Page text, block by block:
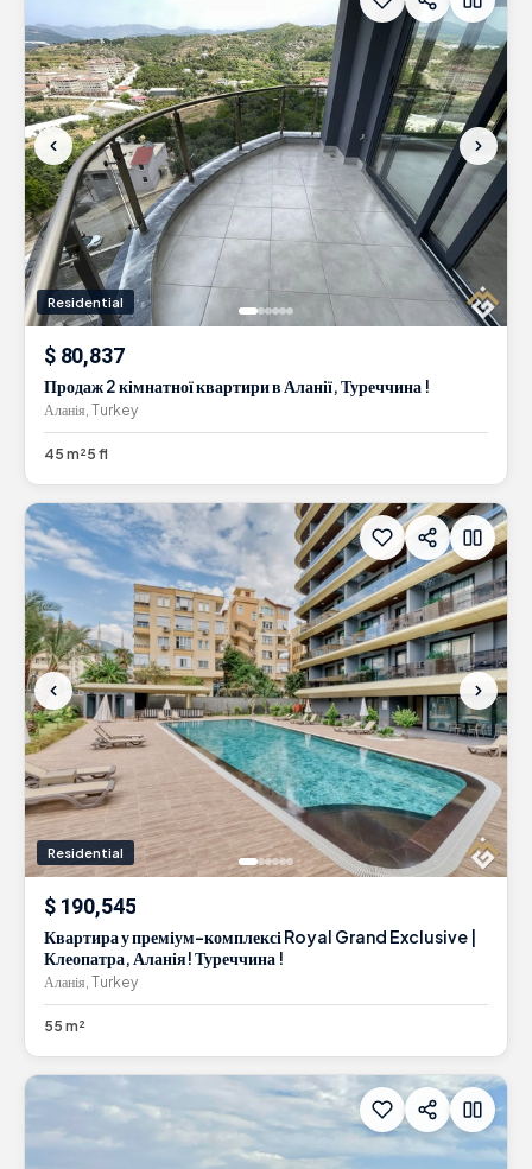
Residential
$ 80,837
Продаж 2 кімнатної квартири в Аланії, Туреччина !
Аланія, Turkey
45 m²5 fl
Residential
$ 190,545
Квартира у преміум-комплексі Royal Grand Exclusive |
Клеопатра, Аланія! Туреччина !
Аланія, Turkey
55 m²